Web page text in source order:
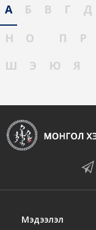
А Б В Г Д
Н
О П Р
Ш
Э Ю Я
Мэдээлэл